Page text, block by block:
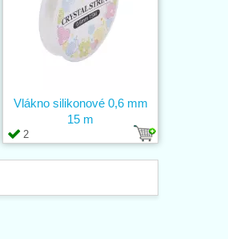
2
Vlákno silikonové 0,6 mm
15 m